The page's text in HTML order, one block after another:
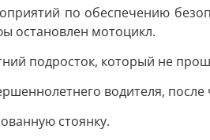
по обеспечению
остановлен мотоцикл.
подросток, который не
водителя,
стоянку.